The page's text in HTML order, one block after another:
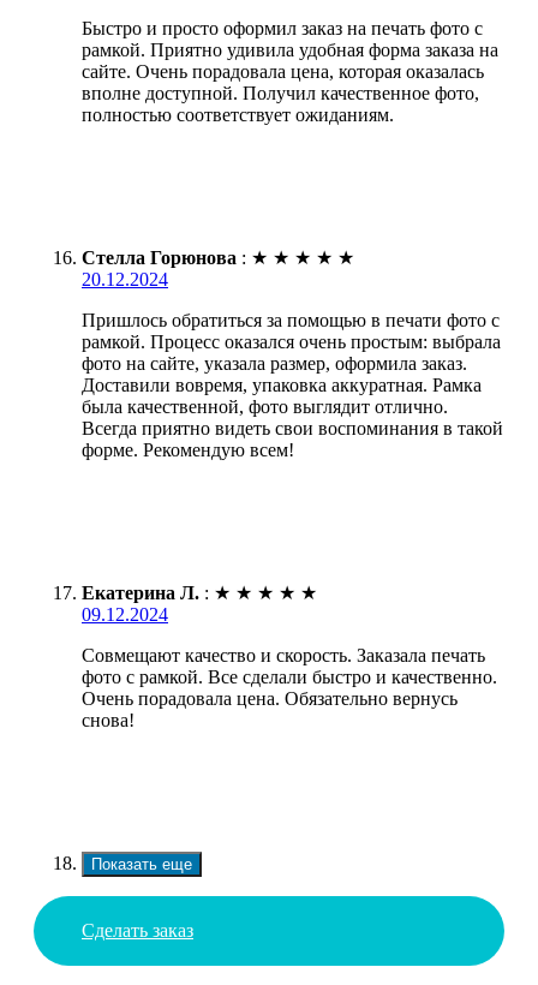
Быстро и просто оформил заказ на печать фото с
рамкой. Приятно удивила удобная форма заказа на
сайте. Очень порадовала цена, которая оказалась
вполне доступной. Получил качественное фото,
полностью соответствует ожиданиям.
Стелла Горюнова : ★ ★ ★ ★ ★
20.12.2024
Пришлось обратиться за помощью в печати фото с
рамкой. Процесс оказался очень простым: выбрала
фото на сайте, указала размер, оформила заказ.
Доставили вовремя, упаковка аккуратная. Рамка
была качественной, фото выглядит отлично.
Всегда приятно видеть свои воспоминания в такой
форме. Рекомендую всем!
Екатерина Л. : ★ ★ ★ ★ ★
09.12.2024
Совмещают качество и скорость. Заказала печать
фото с рамкой. Все сделали быстро и качественно.
Очень порадовала цена. Обязательно вернусь
снова!
Показать еще
Сделать заказ